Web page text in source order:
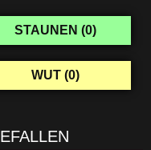
STAUNEN (0)
WUT (0)